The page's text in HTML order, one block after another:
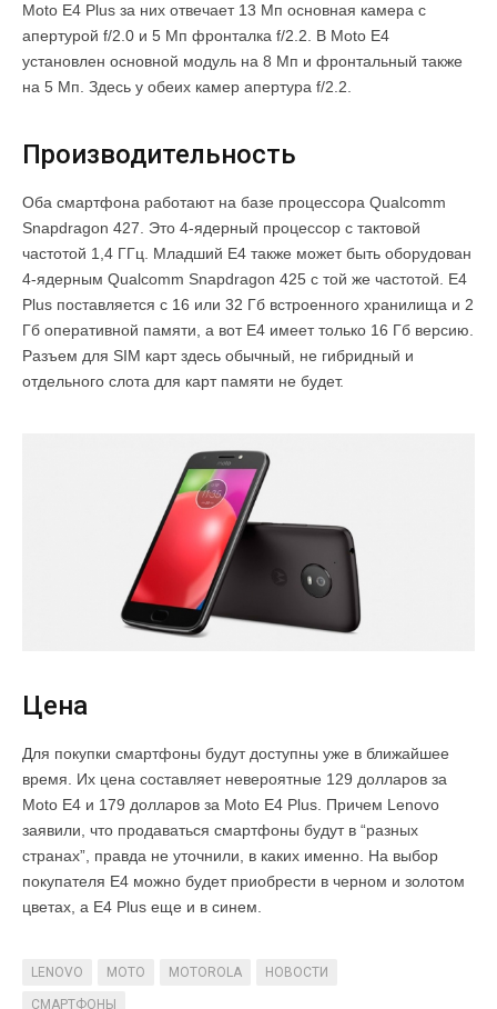
Moto E4 Plus за них отвечает 13 Мп основная камера с
апертурой f/2.0 и 5 Мп фронталка f/2.2. В Moto E4
установлен основной модуль на 8 Мп и фронтальный также
на 5 Мп. Здесь у обеих камер апертура f/2.2.
Производительность
Оба смартфона работают на базе процессора Qualcomm
Snapdragon 427. Это 4-ядерный процессор с тактовой
частотой 1,4 ГГц. Младший E4 также может быть оборудован
4-ядерным Qualcomm Snapdragon 425 с той же частотой. E4
Plus поставляется с 16 или 32 Гб встроенного хранилища и 2
Гб оперативной памяти, а вот E4 имеет только 16 Гб версию.
Разъем для SIM карт здесь обычный, не гибридный и
отдельного слота для карт памяти не будет.
Цена
Для покупки смартфоны будут доступны уже в ближайшее
время. Их цена составляет невероятные 129 долларов за
Moto E4 и 179 долларов за Moto E4 Plus. Причем Lenovo
заявили, что продаваться смартфоны будут в “разных
странах”, правда не уточнили, в каких именно. На выбор
покупателя E4 можно будет приобрести в черном и золотом
цветах, а E4 Plus еще и в синем.
LENOVO MOTO MOTOROLA НОВОСТИ
СМАРТФОНЫ